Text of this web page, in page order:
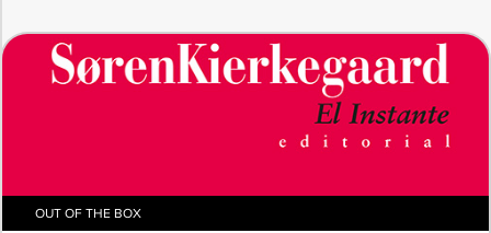
OUT OF THE BOX